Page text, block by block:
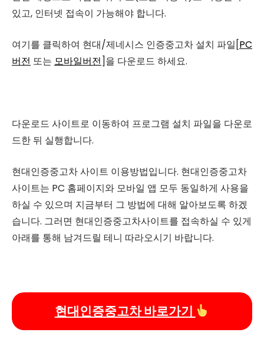
있고, 인터넷 접속이 가능해야 합니다.
여기를 클릭하여 현대/제네시스 인증중고차 설치 파일[PC
버전 또는 모바일버전]을 다운로드 하세요.
다운로드 사이트로 이동하여 프로그램 설치 파일을 다운로
드한 뒤 실행합니다.
현대인증중고차 사이트 이용방법입니다. 현대인증중고차
사이트는 PC 홈페이지와 모바일 앱 모두 동일하게 사용을
하실 수 있으며 지금부터 그 방법에 대해 알아보도록 하겠
습니다. 그러면 현대인증중고차사이트를 접속하실 수 있게
아래를 통해 남겨드릴 테니 따라오시기 바랍니다.
현대인증중고차 바로가기